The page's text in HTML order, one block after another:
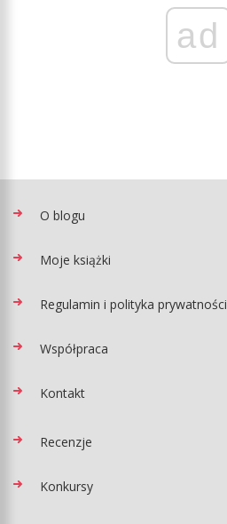
ad
O blogu
Moje książki
Regulamin i polityka prywatności
Współpraca
Kontakt
Recenzje
Konkursy